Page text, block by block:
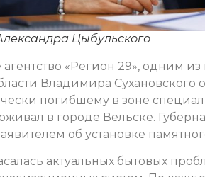
Цыбульского
«Регион 29», одним
Владимира Сухановского
погибшему в зоне
в городе Вельске.
об установке
актуальных бытовых